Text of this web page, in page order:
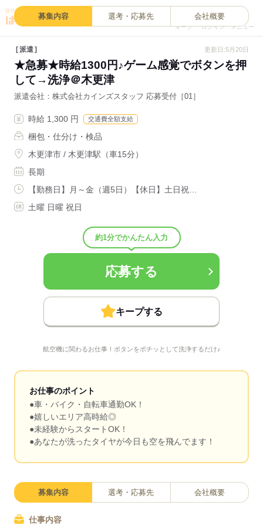
キープ ログイン メニュー
募集内容 選考・応募先 会社概要
派遣 更新日:5月20日
★急募★時給1300円♪ゲーム感覚でボタンを押
して→洗浄＠木更津
派遣会社 株式会社カインズスタッフ 応募受付［01］
時給 1,300 円 交通費全額支給
梱包・仕分け・検品
木更津市 / 木更津駅（車15分）
長期
【勤務日】月～金（週5日）【休日】土日祝…
土曜 日曜 祝日
約1分でかんたん入力
応募する
キープする
航空機に関わるお仕事！ボタンをポチッとして洗浄するだけ♪
お仕事のポイント
●車・バイク・自転車通勤OK！
●嬉しいエリア高時給◎
●未経験からスタートOK！
●あなたが洗ったタイヤが今日も空を飛んでます！
募集内容 選考・応募先 会社概要
仕事内容